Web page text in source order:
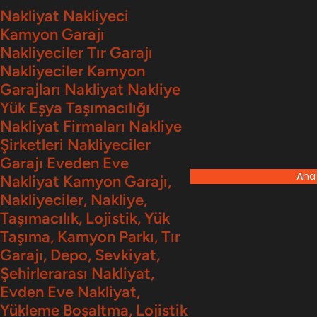
İçeriğe
geç
Nakliyat Nakliyeci
Kamyon Garajı
Nakliyeciler Tır Garajı
Nakliyeciler Kamyon
Garajları Nakliyat Nakliye
Yük Eşya Taşımacılığı
Nakliyat Firmaları Nakliye
Şirketleri Nakliyeciler
Garajı Eveden Eve
Nakliyat Kamyon Garajı,
Nakliyeciler, Nakliye,
Taşımacılık, Lojistik, Yük
Taşıma, Kamyon Parkı, Tır
Garajı, Depo, Sevkiyat,
Şehirlerarası Nakliyat,
Evden Eve Nakliyat,
Yükleme Boşaltma, Lojistik